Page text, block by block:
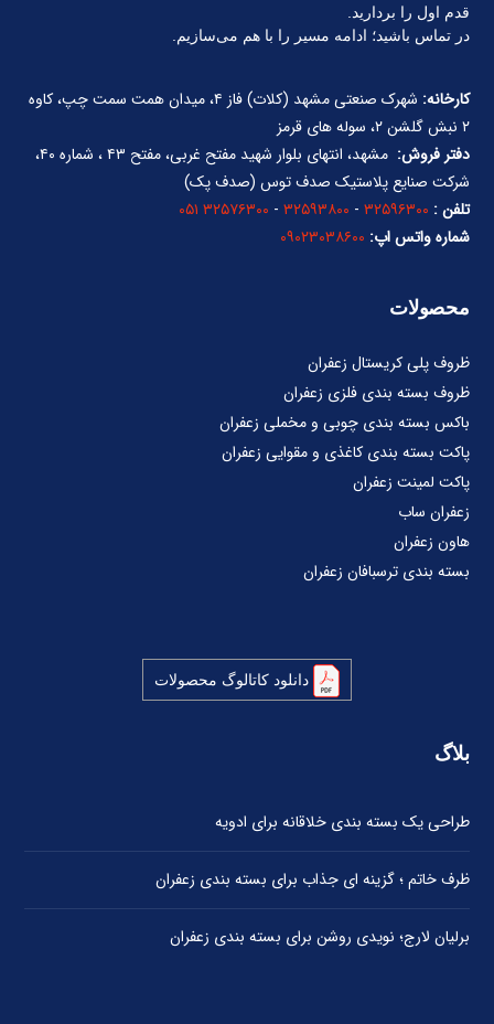
قدم اول را بردارید.
در تماس باشید؛ ادامه مسیر را با هم می‌سازیم.
کارخانه:
شهرک صنعتی مشهد (کلات) فاز ۴، میدان همت سمت چپ، کاوه
۲ نبش گلشن ۲، سوله های قرمز
دفتر فروش:
مشهد، انتهای بلوار شهید مفتح غربی، مفتح ۴۳ ، شماره ۴۰،
شرکت صنایع پلاستیک صدف توس (صدف پک)
تلفن : ۳۲۵۹۶۳۰۰ - ۳۲۵۹۳۸۰۰ - ۳۲۵۷۶۳۰۰ ۰۵۱
شماره واتس اپ: ۰۹۰۲۳۰۳۸۶۰۰
محصولات
ظروف پلی کریستال زعفران
ظروف بسته بندی فلزی زعفران
باکس بسته بندی چوبی و مخملی زعفران
پاکت بسته بندی کاغذی و مقوایی زعفران
پاکت لمینت زعفران
زعفران ساب
هاون زعفران
بسته بندی ترسبافان زعفران
دانلود کاتالوگ محصولات
بلاگ
طراحی یک بسته بندی خلاقانه برای ادویه
ظرف خاتم ؛ گزینه ای جذاب برای بسته بندی زعفران
برلیان لارج؛ نویدی روشن برای بسته بندی زعفران